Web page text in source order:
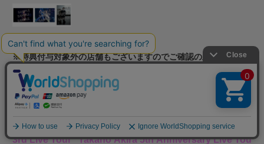
※TSUTAYA Onlineは予約分のみ対応
※特典付与対象外の店舗もございますのでご確認の上ご予約くだ
さい。
※特典は先着順となり、なくなり次第終了となります。ご了承く
ださい。
※4形態いずれも対象となります。
3rd Live Tour "Takano Akira 5th Anniversary Live Tou